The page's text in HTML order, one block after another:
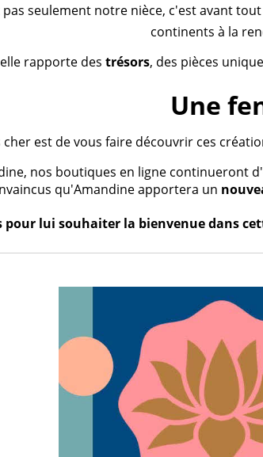
seulement notre nièce, c'est avant
continents à la
rapporte des trésors, des pièces
Une
cher est de vous faire découvrir ces
nos boutiques en ligne continueront
qu'Amandine apportera un
pour lui souhaiter la bienvenue dans